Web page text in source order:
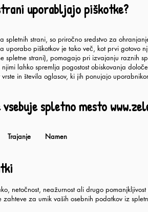
uporabljajo piškotke?
spletnih strani, so priročno sredstvo za
uporabo piškotkov je tako več, kot prvi gotovo
spletne strani), pomagajo pri izvajanju raznih
lahko spremlja pogostost obiskovanja
vrste in števila oglasov, ki jih ponujajo
spletno mesto
Trajanje Namen
netočnost, neažurnost ali drugo
zahteve za umik vaših osebnih podatkov iz